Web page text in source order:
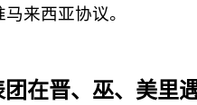
来西亚协议。
在晋、巫、美里